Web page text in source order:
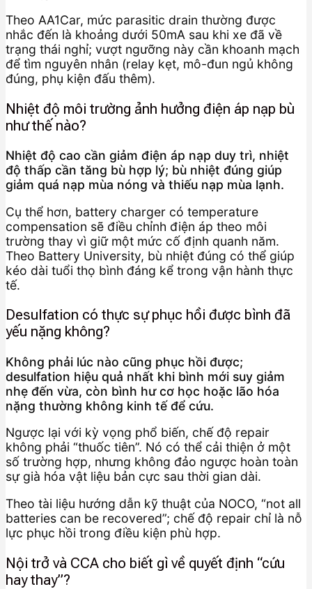
Theo AA1Car, mức parasitic drain thường được
nhắc đến là khoảng dưới 50mA sau khi xe đã về
trạng thái nghỉ; vượt ngưỡng này cần khoanh mạch
để tìm nguyên nhân (relay kẹt, mô-đun ngủ không
đúng, phụ kiện đấu thêm).
Nhiệt độ môi trường ảnh hưởng điện áp nạp bù
như thế nào?
Nhiệt độ cao cần giảm điện áp nạp duy trì, nhiệt
độ thấp cần tăng bù hợp lý; bù nhiệt đúng giúp
giảm quá nạp mùa nóng và thiếu nạp mùa lạnh.
Cụ thể hơn, battery charger có temperature
compensation sẽ điều chỉnh điện áp theo môi
trường thay vì giữ một mức cố định quanh năm.
Theo Battery University, bù nhiệt đúng có thể giúp
kéo dài tuổi thọ bình đáng kể trong vận hành thực
tế.
Desulfation có thực sự phục hồi được bình đã
yếu nặng không?
Không phải lúc nào cũng phục hồi được;
desulfation hiệu quả nhất khi bình mới suy giảm
nhẹ đến vừa, còn bình hư cơ học hoặc lão hóa
nặng thường không kinh tế để cứu.
Ngược lại với kỳ vọng phổ biến, chế độ repair
không phải “thuốc tiên”. Nó có thể cải thiện ở một
số trường hợp, nhưng không đảo ngược hoàn toàn
sự già hóa vật liệu bản cực sau thời gian dài.
Theo tài liệu hướng dẫn kỹ thuật của NOCO, “not all
batteries can be recovered”; chế độ repair chỉ là nỗ
lực phục hồi trong điều kiện phù hợp.
Nội trở và CCA cho biết gì về quyết định “cứu
hay thay”?